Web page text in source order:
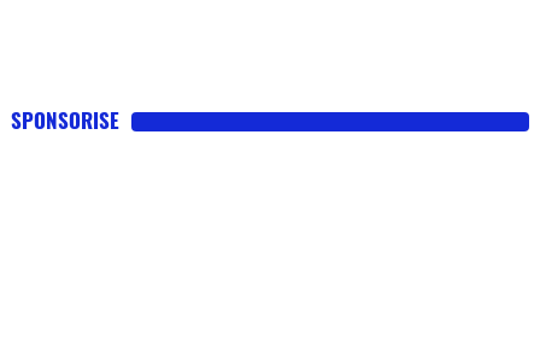
SPONSORISE